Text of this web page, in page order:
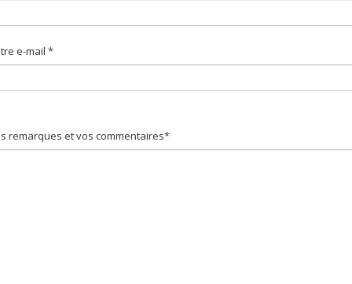
e-mail *
remarques et vos commentaires*